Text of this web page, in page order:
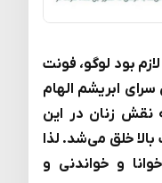
بود لوگو، فونت
ابریشم الهام
نقش زنان در این
خلق می‌شد. لذا
و خواندنی و